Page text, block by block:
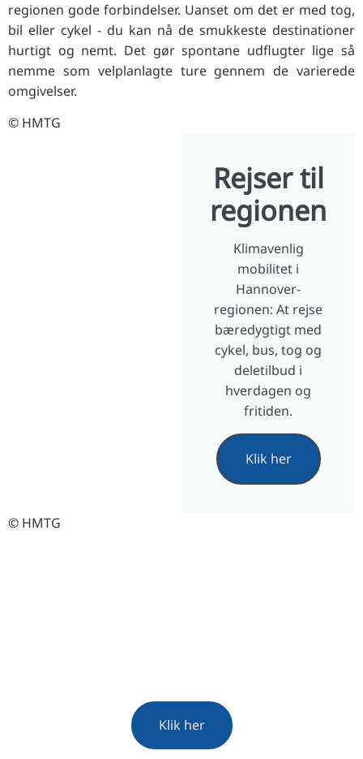
regionen gode forbindelser. Uanset om det er med tog,
bil eller cykel - du kan nå de smukkeste destinationer
hurtigt og nemt. Det gør spontane udflugter lige så
nemme som velplanlagte ture gennem de varierede
omgivelser.
© HMTG
Rejser til
regionen
Klimavenlig
mobilitet i
Hannover-
regionen: At rejse
bæredygtigt med
cykel, bus, tog og
deletilbud i
hverdagen og
fritiden.
Klik her
© HMTG
Klik her